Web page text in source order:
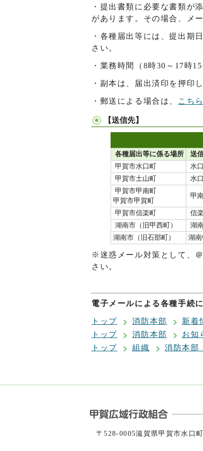
・提出書類に必要な書類が
があります。その場合、メ
・各種届出等には、提出期
さい。
・業務時間（8時30～17時
・副本は、届出済印を押印
・郵送による場合は、 こちら
【送信先】
各種届出等に係る場所 送
甲賀市水口町
水
甲賀市土山町
水
甲賀市甲南町
甲賀市甲賀町
甲
甲賀市信楽町 信
湖南市（旧甲西町）
湖
湖南市（旧石部町）
湖
※迷惑メール対策として、
さい。
電子メールによる各種手続
トップ 消防本部
新着
トップ
消防本部
お知
トップ
組織 消防本
〒528-0005滋賀県甲賀市水口